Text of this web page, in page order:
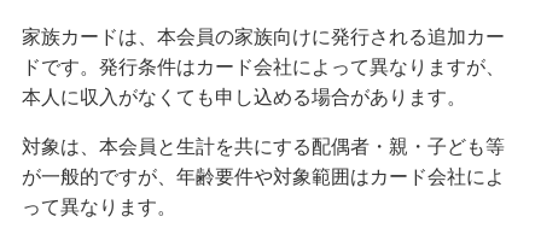
ドを持つための代替手段と注意点を解説
【初心者必見】クレジットカードのメリットとデ
メリット、利用時の注意点を解説
クレジットカードの暗証番号を変更する方法！手
数料の有無や注意点も解説
家族カードは、本会員の家族向けに発行される追加カー
ドです。発行条件はカード会社によって異なりますが、
本人に収入がなくても申し込める場合があります。
対象は、本会員と生計を共にする配偶者・親・子ども等
が一般的ですが、年齢要件や対象範囲はカード会社によ
って異なります。